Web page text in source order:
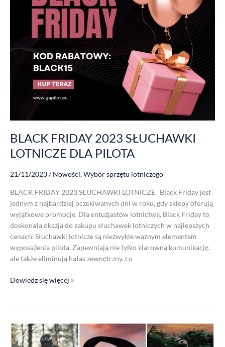
BLACK FRIDAY 2023 SŁUCHAWKI
LOTNICZE DLA PILOTA
21/11/2023/Nowości,Wybór sprzętu lotniczego
BLACK FRIDAY 2023 SŁUCHAWKI LOTNICZE Black Friday jest
jednym z najbardziej oczekiwanych dni w roku, gdy sklepy oferują
wyjątkowe promocje. Dla entuzjastów lotnictwa, Black Friday to
doskonała okazja do zakupu słuchawek lotniczych w najlepszych
cenach. Słuchawki lotnicze są niezwykle ważnym elementem
wyposażenia pilota. Zapewniają nie tylko klarowną komunikację,
ale także eliminują hałas zewnętrzny, co
Dowiedz się więcej »
Słuchawki
z